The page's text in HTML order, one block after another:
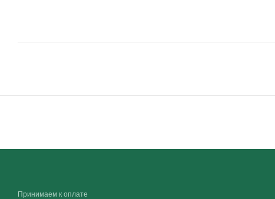
Принимаем к оплате